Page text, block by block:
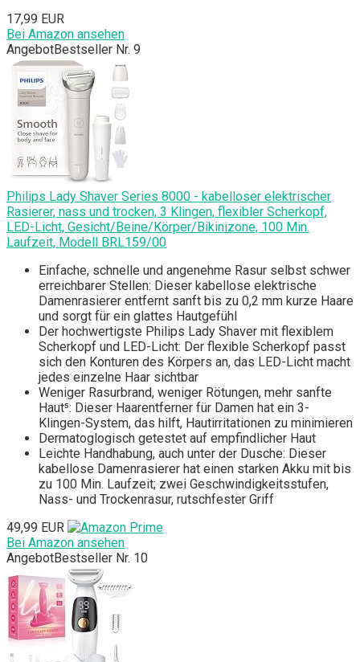
17,99 EUR
Bei Amazon ansehen
AngebotBestseller Nr. 9
Philips Lady Shaver Series 8000 - kabelloser elektrischer
Rasierer, nass und trocken, 3 Klingen, flexibler Scherkopf,
LED-Licht, Gesicht/Beine/Körper/Bikinizone, 100 Min.
Laufzeit, Modell BRL159/00
Einfache, schnelle und angenehme Rasur selbst schwer
erreichbarer Stellen: Dieser kabellose elektrische
Damenrasierer entfernt sanft bis zu 0,2 mm kurze Haare
und sorgt für ein glattes Hautgefühl
Der hochwertigste Philips Lady Shaver mit flexiblem
Scherkopf und LED-Licht: Der flexible Scherkopf passt
sich den Konturen des Körpers an, das LED-Licht macht
jedes einzelne Haar sichtbar
Weniger Rasurbrand, weniger Rötungen, mehr sanfte
Haut⁵: Dieser Haarentferner für Damen hat ein 3-
Klingen-System, das hilft, Hautirritationen zu minimieren
Dermatoglogisch getestet auf empfindlicher Haut
Leichte Handhabung, auch unter der Dusche: Dieser
kabellose Damenrasierer hat einen starken Akku mit bis
zu 100 Min. Laufzeit; zwei Geschwindigkeitsstufen,
Nass- und Trockenrasur, rutschfester Griff
49,99 EUR
Bei Amazon ansehen
AngebotBestseller Nr. 10